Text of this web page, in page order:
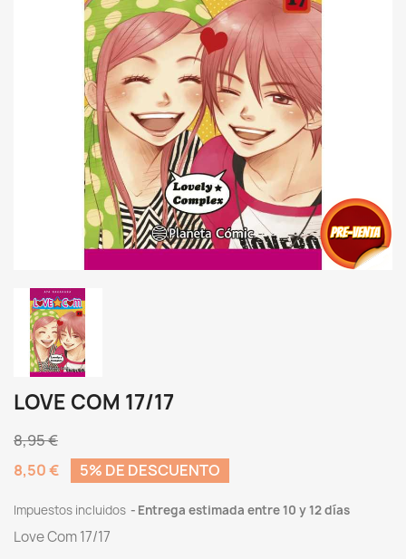
LOVE COM 17/17
8,95 €
8,50 €
5% DE DESCUENTO
Impuestos incluidos Entrega estimada entre 10 y 12 días
Love Com 17/17